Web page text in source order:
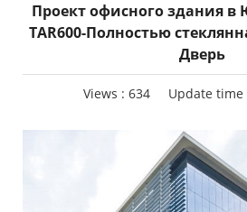
Проект офисного здания
TAR600-Полностью
Дверь
Views :634 Update time